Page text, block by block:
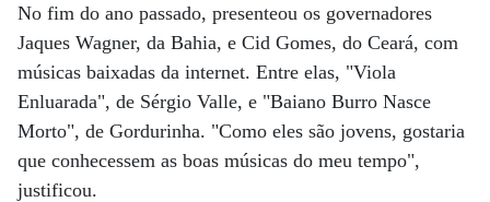
No fim do ano passado, presenteou os governadores
Jaques Wagner, da Bahia, e Cid Gomes, do Ceará, com
músicas baixadas da internet. Entre elas, "Viola
Enluarada", de Sérgio Valle, e "Baiano Burro Nasce
Morto", de Gordurinha. "Como eles são jovens, gostaria
que conhecessem as boas músicas do meu tempo",
justificou.